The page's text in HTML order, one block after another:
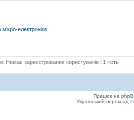
електроніка
зареєстрованих користувачів і 1 гість
Працює на
Український переклад